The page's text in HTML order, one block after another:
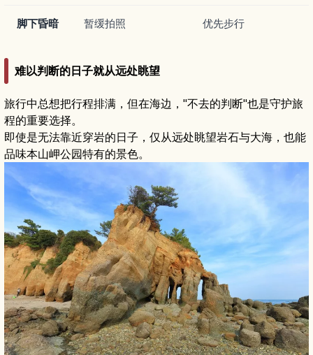
脚下昏暗 暂缓拍照 优先步行
难以判断的日子就从远处眺望
旅行中总想把行程排满，但在海边，"不去的判断"也是守护旅
程的重要选择。
即使是无法靠近穿岩的日子，仅从远处眺望岩石与大海，也能
品味本山岬公园特有的景色。